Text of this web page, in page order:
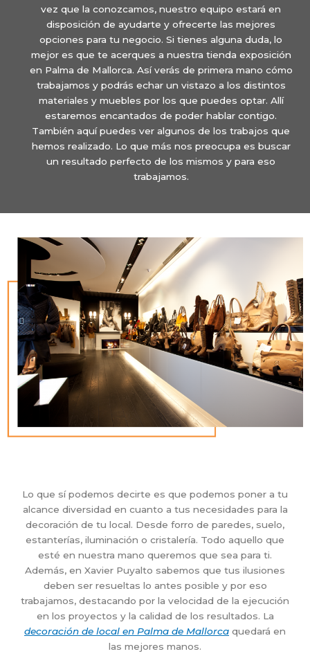
vez que la conozcamos, nuestro equipo estará en
disposición de ayudarte y ofrecerte las mejores
opciones para tu negocio. Si tienes alguna duda, lo
mejor es que te acerques a nuestra tienda exposición
en Palma de Mallorca. Así verás de primera mano cómo
trabajamos y podrás echar un vistazo a los distintos
materiales y muebles por los que puedes optar. Allí
estaremos encantados de poder hablar contigo.
También aquí puedes ver algunos de los trabajos que
hemos realizado. Lo que más nos preocupa es buscar
un resultado perfecto de los mismos y para eso
trabajamos.
Lo que sí podemos decirte es que podemos poner a tu
alcance diversidad en cuanto a tus necesidades para la
decoración de tu local. Desde forro de paredes, suelo,
estanterías, iluminación o cristalería. Todo aquello que
esté en nuestra mano queremos que sea para ti.
Además, en Xavier Puyalto sabemos que tus ilusiones
deben ser resueltas lo antes posible y por eso
trabajamos, destacando por la velocidad de la ejecución
en los proyectos y la calidad de los resultados. La
decoración de local en Palma de Mallorca quedará en
las mejores manos.